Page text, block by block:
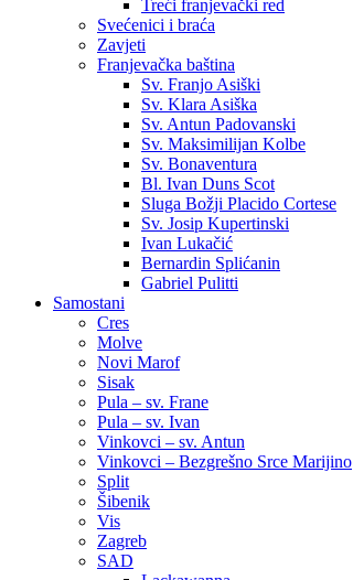
Treći franjevački red
Svećenici i braća
Zavjeti
Franjevačka baština
Sv. Franjo Asiški
Sv. Klara Asiška
Sv. Antun Padovanski
Sv. Maksimilijan Kolbe
Sv. Bonaventura
Bl. Ivan Duns Scot
Sluga Božji Placido Cortese
Sv. Josip Kupertinski
Ivan Lukačić
Bernardin Splićanin
Gabriel Pulitti
Samostani
Cres
Molve
Novi Marof
Sisak
Pula – sv. Frane
Pula – sv. Ivan
Vinkovci – sv. Antun
Vinkovci – Bezgrešno Srce Marijino
Split
Šibenik
Vis
Zagreb
SAD